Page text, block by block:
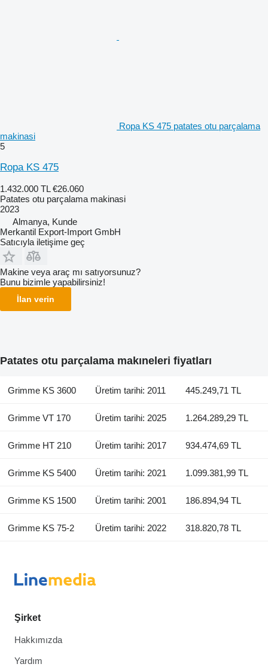
Ropa KS 475 patates otu parçalama
makinasi
5
Ropa KS 475
1.432.000 TL €26.060
Patates otu parçalama makinasi
2023
Almanya, Kunde
Merkantil Export-Import GmbH
Satıcıyla iletişime geç
Makine veya araç mı satıyorsunuz?
Bunu bizimle yapabilirsiniz!
İlan verin
Patates otu parçalama makıneleri fiyatları
Grimme KS 3600 Üretim tarihi: 2011 445.249,71 TL
Grimme VT 170 Üretim tarihi: 2025 1.264.289,29 TL
Grimme HT 210 Üretim tarihi: 2017 934.474,69 TL
Grimme KS 5400 Üretim tarihi: 2021 1.099.381,99 TL
Grimme KS 1500 Üretim tarihi: 2001 186.894,94 TL
Grimme KS 75-2 Üretim tarihi: 2022 318.820,78 TL
Şirket
Hakkımızda
Yardım